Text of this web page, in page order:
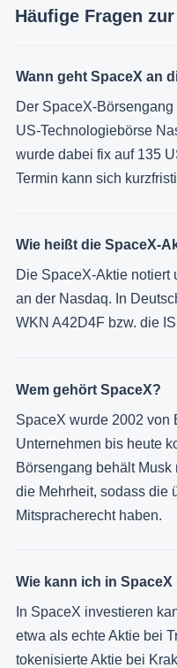
Häufige Fragen
Wann geht SpaceX an
Der SpaceX-
US-Technologiebörse
wurde dabei fix auf 135
Termin kann sich
Wie heißt die SpaceX-
Die SpaceX-Aktie notiert
an der Nasdaq. In
WKN A42D4F bzw. die
Wem gehört SpaceX?
SpaceX wurde 2002 von
Unternehmen bis heute
Börsengang behält
die Mehrheit, sodass die
Mitspracherecht haben.
Wie kann ich in
In SpaceX investieren
etwa als echte Aktie bei
tokenisierte Aktie bei